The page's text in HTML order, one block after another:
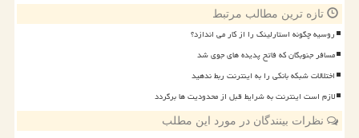
تازه ترین مطالب مرتبط
روسیه چگونه استارلینک را از کار می اندازد؟
مسافر جنوبگان که فاتح پدیده های جوی شد
اختلالات شبکه بانکی را به اینترنت ربط ندهید
لازم است اینترنت به شرایط قبل از محدودیت ها برگردد
نظرات بینندگان در مورد این مطلب